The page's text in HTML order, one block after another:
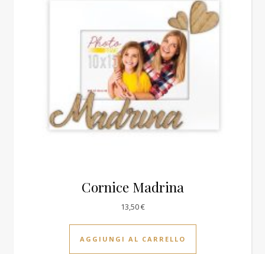
Cornice Madrina
13,50€
AGGIUNGI AL CARRELLO